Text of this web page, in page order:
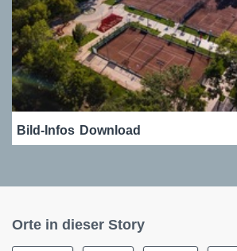
Bild-Infos Download
Orte in dieser Story